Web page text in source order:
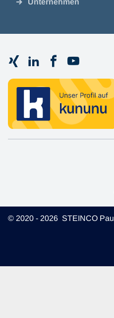
Unternehmen
© 2020 - 2026 STEINCO